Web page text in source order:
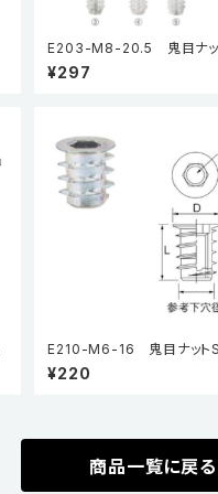
E203-M8-20.5 鬼目ナッ
イプ（5個入り）
¥297
E210-M6-16 鬼目ナット
プ（5個入り）
¥220
商品一覧に戻る